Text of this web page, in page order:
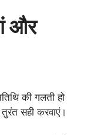
और
की गलती हो
सही करवाएं।